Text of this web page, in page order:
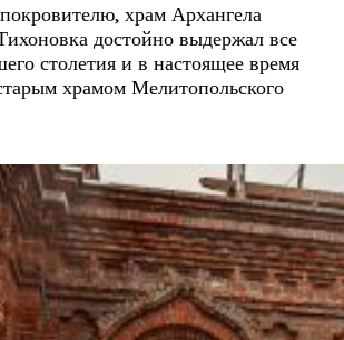
храм Архангела
достойно выдержал все
столетия и в настоящее время
храмом Мелитопольского